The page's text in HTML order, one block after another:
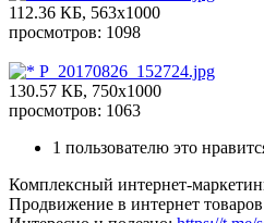
112.36 КБ, 563x1000
просмотров: 1098
P_20170826_152724.jpg
130.57 КБ, 750x1000
просмотров: 1063
1 пользователю это
Комплексный интернет-
Продвижение в интернет товаров